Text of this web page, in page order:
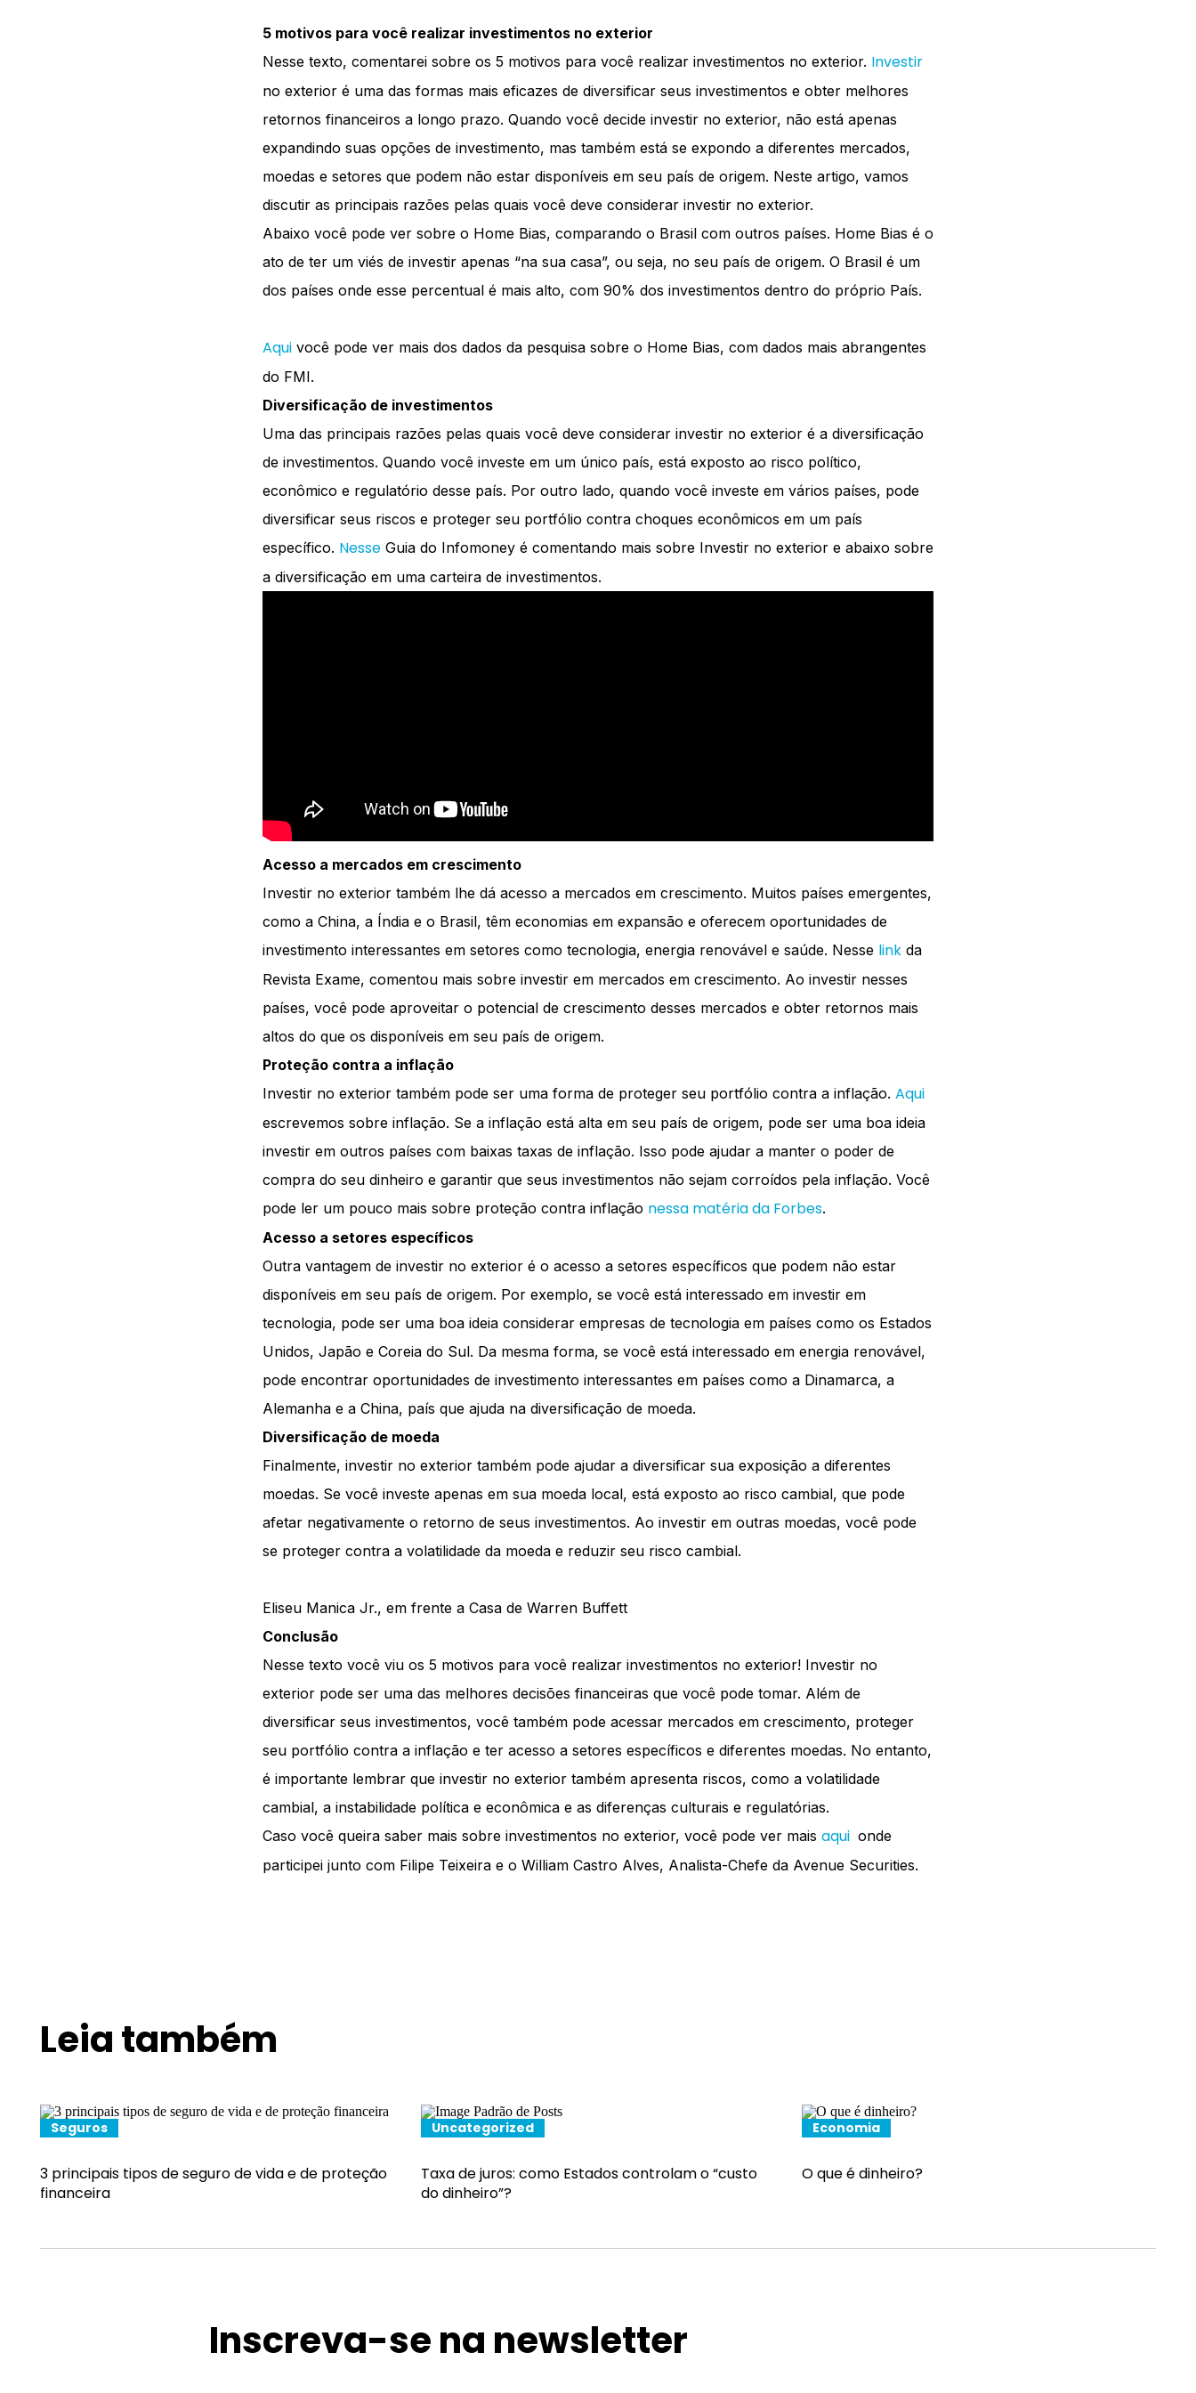
5 motivos para você realizar investimentos no exterior
Nesse texto, comentarei sobre os 5 motivos para você realizar investimentos no exterior. Investir
no exterior é uma das formas mais eficazes de diversificar seus investimentos e obter melhores
retornos financeiros a longo prazo. Quando você decide investir no exterior, não está apenas
expandindo suas opções de investimento, mas também está se expondo a diferentes mercados,
moedas e setores que podem não estar disponíveis em seu país de origem. Neste artigo, vamos
discutir as principais razões pelas quais você deve considerar investir no exterior.
Abaixo você pode ver sobre o Home Bias, comparando o Brasil com outros países. Home Bias é o
ato de ter um viés de investir apenas “na sua casa”, ou seja, no seu país de origem. O Brasil é um
dos países onde esse percentual é mais alto, com 90% dos investimentos dentro do próprio País.
Aquivocê pode ver mais dos dados da pesquisa sobre o Home Bias, com dados mais abrangentes
do FMI.
Diversificação de investimentos
Uma das principais razões pelas quais você deve considerar investir no exterior é a diversificação
de investimentos. Quando você investe em um único país, está exposto ao risco político,
econômico e regulatório desse país. Por outro lado, quando você investe em vários países, pode
diversificar seus riscos e proteger seu portfólio contra choques econômicos em um país
específico. NesseGuia do Infomoney é comentando mais sobre Investir no exterior e abaixo sobre
a diversificação em uma carteira de investimentos.
Acesso a mercados em crescimento
Investir no exterior também lhe dá acesso a mercados em crescimento. Muitos países emergentes,
como a China, a Índia e o Brasil, têm economias em expansão e oferecem oportunidades de
investimento interessantes em setores como tecnologia, energia renovável e saúde. Nesse linkda
Revista Exame, comentou mais sobre investir em mercados em crescimento. Ao investir nesses
países, você pode aproveitar o potencial de crescimento desses mercados e obter retornos mais
altos do que os disponíveis em seu país de origem.
Proteção contra a inflação
Investir no exterior também pode ser uma forma de proteger seu portfólio contra a inflação. Aqui
escrevemos sobre inflação. Se a inflação está alta em seu país de origem, pode ser uma boa ideia
investir em outros países com baixas taxas de inflação. Isso pode ajudar a manter o poder de
compra do seu dinheiro e garantir que seus investimentos não sejam corroídos pela inflação. Você
pode ler um pouco mais sobre proteção contra inflação nessa matéria da Forbes.
Acesso a setores específicos
Outra vantagem de investir no exterior é o acesso a setores específicos que podem não estar
disponíveis em seu país de origem. Por exemplo, se você está interessado em investir em
tecnologia, pode ser uma boa ideia considerar empresas de tecnologia em países como os Estados
Unidos, Japão e Coreia do Sul. Da mesma forma, se você está interessado em energia renovável,
pode encontrar oportunidades de investimento interessantes em países como a Dinamarca, a
Alemanha e a China, país que ajuda na diversificação de moeda.
Diversificação de moeda
Finalmente, investir no exterior também pode ajudar a diversificar sua exposição a diferentes
moedas. Se você investe apenas em sua moeda local, está exposto ao risco cambial, que pode
afetar negativamente o retorno de seus investimentos. Ao investir em outras moedas, você pode
se proteger contra a volatilidade da moeda e reduzir seu risco cambial.
Eliseu Manica Jr., em frente a Casa de Warren Buffett
Conclusão
Nesse texto você viu os 5 motivos para você realizar investimentos no exterior! Investir no
exterior pode ser uma das melhores decisões financeiras que você pode tomar. Além de
diversificar seus investimentos, você também pode acessar mercados em crescimento, proteger
seu portfólio contra a inflação e ter acesso a setores específicos e diferentes moedas. No entanto,
é importante lembrar que investir no exterior também apresenta riscos, como a volatilidade
cambial, a instabilidade política e econômica e as diferenças culturais e regulatórias.
Caso você queira saber mais sobre investimentos no exterior, você pode ver mais aqui onde
participei junto com Filipe Teixeira e o William Castro Alves, Analista-Chefe da Avenue Securities.
Leia também
Seguros
3 principais tipos de seguro de vida e de proteção
financeira
Uncategorized
Taxa de juros: como Estados controlam o “custo
do dinheiro”?
Economia
O que é dinheiro?
Inscreva-se na newsletter